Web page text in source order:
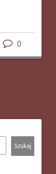
0
Szukaj